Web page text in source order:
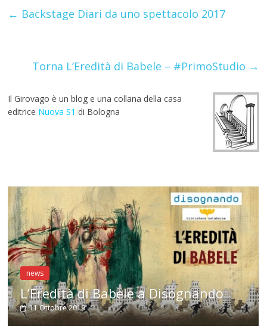
b
k
er s
p
gr l e bl e
← Backstage Diari da uno spettacolo 2017
Torna L’Eredità di Babele – #PrimoStudio →
Il Girovago è un blog e una collana della casa
editrice Nuova S1 di Bologna
Disognando
news
Antonella Selva a
3 Ottobre 2019
Autori e categorie